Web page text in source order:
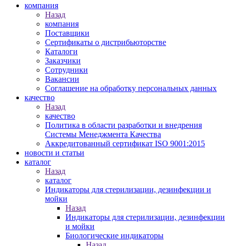
компания
Назад
компания
Поставщики
Сертификаты о дистрибьюторстве
Каталоги
Заказчики
Сотрудники
Вакансии
Соглашение на обработку персональных данных
качество
Назад
качество
Политика в области разработки и внедрения
Системы Менеджмента Качества
Аккредитованный сертификат ISO 9001:2015
новости и статьи
каталог
Назад
каталог
Индикаторы для стерилизации, дезинфекции и
мойки
Назад
Индикаторы для стерилизации, дезинфекции
и мойки
Биологические индикаторы